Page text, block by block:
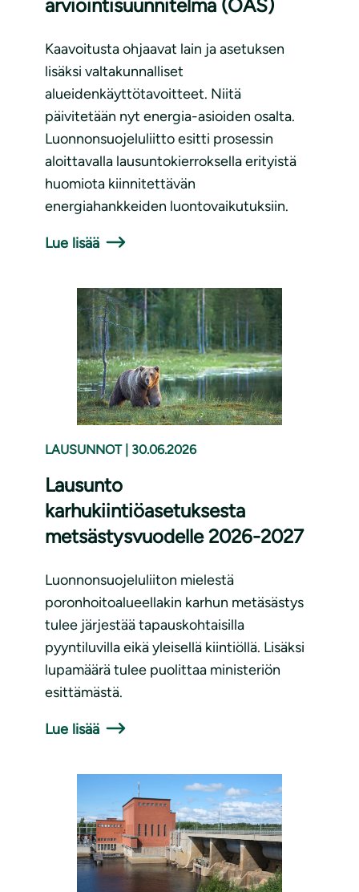
arviointisuunnitelma (OAS)
Kaavoitusta ohjaavat lain ja asetuksen
lisäksi valtakunnalliset
alueidenkäyttötavoitteet. Niitä
päivitetään nyt energia-asioiden osalta.
Luonnonsuojeluliitto esitti prosessin
aloittavalla lausuntokierroksella erityistä
huomiota kiinnitettävän
energiahankkeiden luontovaikutuksiin.
Lue lisää
LAUSUNNOT 30.06.2026
Lausunto
karhukiintiöasetuksesta
metsästysvuodelle 2026-2027
Luonnonsuojeluliiton mielestä
poronhoitoalueellakin karhun metäsästys
tulee järjestää tapauskohtaisilla
pyyntiluvilla eikä yleisellä kiintiöllä. Lisäksi
lupamäärä tulee puolittaa ministeriön
esittämästä.
Lue lisää